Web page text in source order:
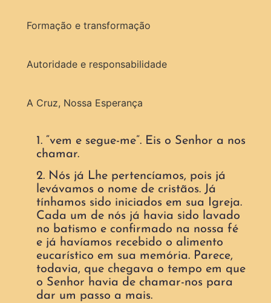
Formação e transformação
Autoridade e responsabilidade
A Cruz, Nossa Esperança
1. “vem e segue-me”. Eis o Senhor a nos
chamar.
2. Nós já Lhe pertencíamos, pois já
levávamos o nome de cristãos. Já
tínhamos sido iniciados em sua Igreja.
Cada um de nós já havia sido lavado
no batismo e confirmado na nossa fé
e já havíamos recebido o alimento
eucarístico em sua memória. Parece,
todavia, que chegava o tempo em que
o Senhor havia de chamar-nos para
dar um passo a mais.